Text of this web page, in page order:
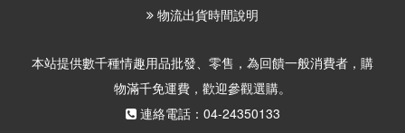
物流出貨時間說明
本站提供數千種情趣用品批發、零售，為回饋一般消費者，購
物滿千免運費，歡迎參觀選購。
連絡電話：04-24350133